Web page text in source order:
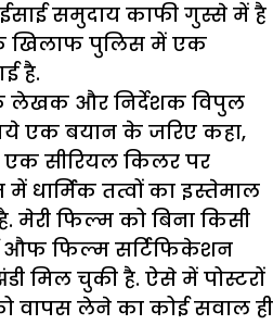
समुदाय काफी गुस्से में है
खिलाफ पुलिस में एक
है.
लेखक और निर्देशक विपुल
एक बयान के जरिए कहा,
सीरियल किलर पर
धार्मिक तत्वों का इस्तेमाल
मेरी फिल्म को बिना किसी
औफ फिल्म सर्टिफिकेशन
मिल चुकी है. ऐसे में पोस्टरों
वापस लेने का कोई सवाल ही